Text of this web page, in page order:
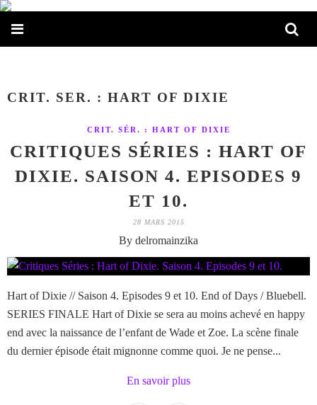
CRIT. SER. : HART OF DIXIE
CRIT. SÉR. : HART OF DIXIE
CRITIQUES SÉRIES : HART OF
DIXIE. SAISON 4. EPISODES 9
ET 10.
28 MARS 2015
By delromainzika
Hart of Dixie // Saison 4. Episodes 9 et 10. End of Days / Bluebell.
SERIES FINALE Hart of Dixie se sera au moins achevé en happy
end avec la naissance de l’enfant de Wade et Zoe. La scène finale
du dernier épisode était mignonne comme quoi. Je ne pense...
En savoir plus